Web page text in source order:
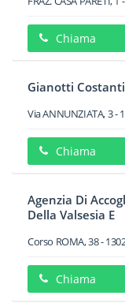
Chiama
Gianotti
Via ANNUNZIATA, 3-
Chiama
Agenzia Di
Della Valsesia E
Corso ROMA, 38-
Chiama